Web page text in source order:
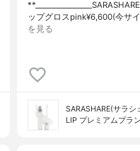
ップグロスpink⁡¥6,600(今サ
を見る
SARASHARE(サラシ
LIP プレミアムプラ